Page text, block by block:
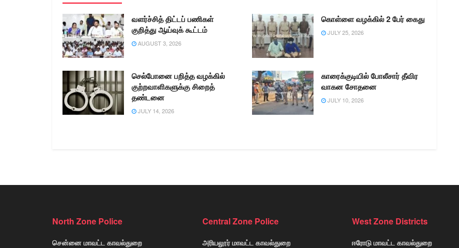
வளர்ச்சித் திட்டப் பணிகள்
குறித்து ஆய்வுக் கூட்டம்
AUGUST 3, 2026
கொள்ளை வழக்கில் 2 பேர் கைது
JULY 25, 2026
செல்போனை பறித்த வழக்கில்
குற்றவாளிகளுக்கு சிறைத்
தண்டனை
JULY 14, 2026
காரைக்குடியில் போலீசார் தீவிர
வாகன சோதனை
JULY 10, 2026
North Zone Police
சென்னை மாவட்ட காவல்துறை
Central Zone Police
அரியலூர் மாவட்ட காவல்துறை
West Zone Districts
ஈரோடு மாவட்ட காவல்துறை